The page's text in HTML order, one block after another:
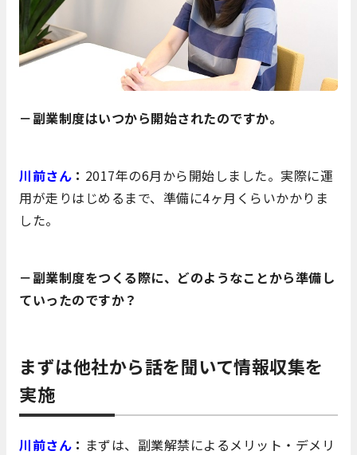
－副業制度はいつから開始されたのですか。
川前さん ： 2017年の6月から開始しました。実際に運
用が走りはじめるまで、準備に4ヶ月くらいかかりま
した。
－副業制度をつくる際に、どのようなことから準備し
ていったのですか？
まずは他社から話を聞いて情報収集を
実施
川前さん ： まずは、副業解禁によるメリット・デメリ